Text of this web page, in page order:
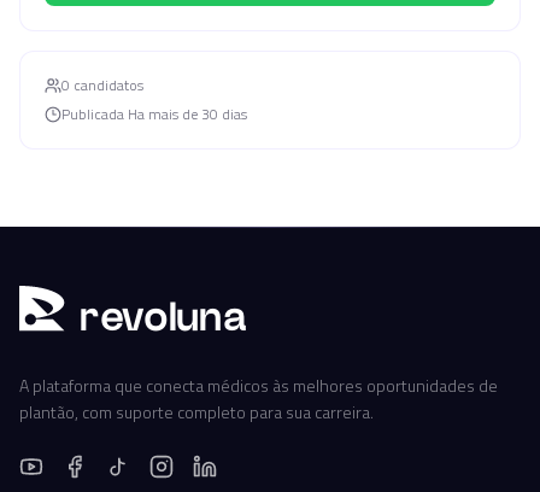
0 candidatos
Publicada Ha mais de 30 dias
revoluna
A plataforma que conecta médicos às melhores oportunidades de
plantão, com suporte completo para sua carreira.